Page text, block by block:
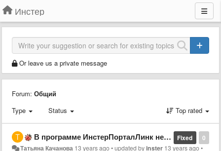
Инстер
Or leave us a private message
Forum: Общий
Type
Status Top rated
0
Fixed
В программе ИнстерПорталЛинк не происходит восстановление кода платежа, запросы не переходят в статус ожидающих оплаты, хотя на почте у меня сообщение об этом уже давно пришло.
Татьяна Качанова 13 years ago•updated byinster 13 years ago•